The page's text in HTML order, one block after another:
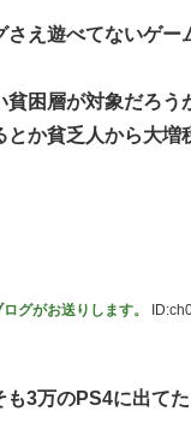
さえ遊べてないゲー
貧困層が対象だろう
か貧乏人から大増
グがお送りします。
も3万のPS4に出て